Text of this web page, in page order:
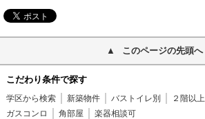
このページの先頭へ
こだわり条件で探す
学区から検索 新築物件 バストイレ別 ２階以上
ガスコンロ
角部屋 楽器相談可